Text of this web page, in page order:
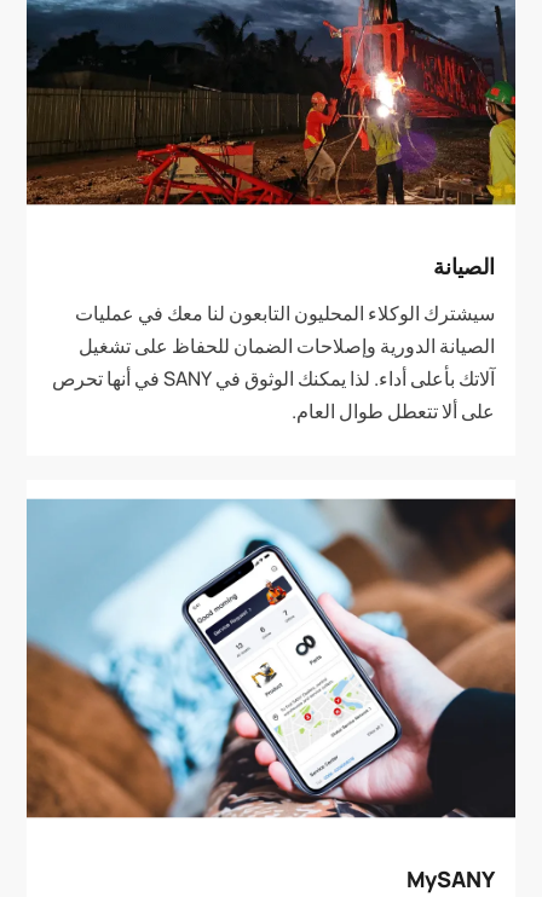
الصيانة
سيشترك الوكلاء المحليون التابعون لنا معك في عمليات
الصيانة الدورية وإصلاحات الضمان للحفاظ على تشغيل
آلاتك بأعلى أداء. لذا يمكنك الوثوق في SANY في أنها تحرص
على ألا تتعطل طوال العام.
MySANY